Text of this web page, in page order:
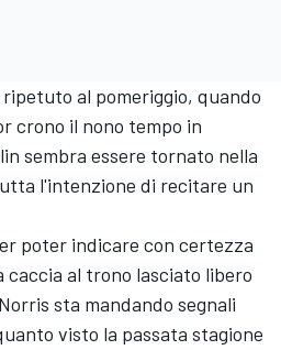
al pomeriggio, quando
crono il nono tempo in
sembra essere tornato nella
l'intenzione di recitare un
poter indicare con certezza
al trono lasciato libero
sta mandando segnali
visto la passata stagione